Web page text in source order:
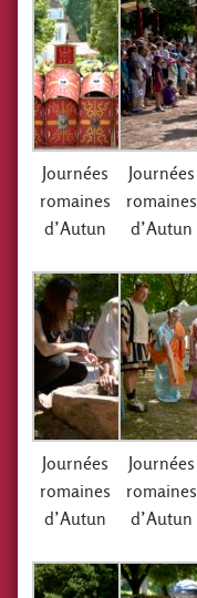
Journées
romaines
d’Autun
Journées
romaines
d’Autun
Journées
romaines
d’Autun
Journées
romaines
d’Autun